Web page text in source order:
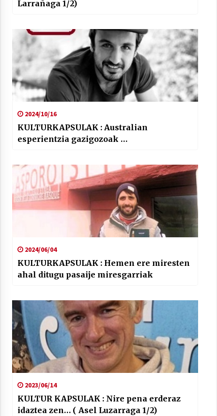
Larrañaga 1/2)
2024/10/16
KULTURKAPSULAK : Australian
esperientzia gazigozoak …
2024/06/04
KULTURKAPSULAK : Hemen ere miresten
ahal ditugu pasaije miresgarriak
2023/06/14
KULTUR KAPSULAK : Nire pena erderaz
idaztea zen… ( Asel Luzarraga 1/2)